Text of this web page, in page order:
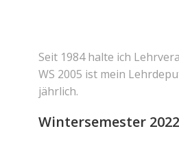
Seit 1984 halte ich
WS 2005 ist mein
jährlich.
Wintersemester